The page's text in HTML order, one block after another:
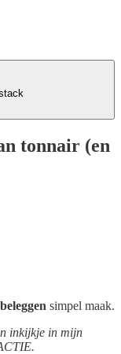
tonnair (en
simpel maak.
inkijkje in mijn